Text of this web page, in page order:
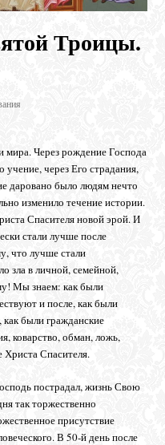
Троицы.
Через рождение Господа
учение, через Его страдания,
даровано было людям нечто
изменило течение истории.
Спасителя новой эрой. И
стали лучше после
что лучше стали
зла в личной, семейной,
Мы знаем: как были
и после, как были
были гражданские
коварство, обман, ложь,
Христа Спасителя.
пострадал, жизнь Свою
так торжественно
присутствие
В 50-й день после